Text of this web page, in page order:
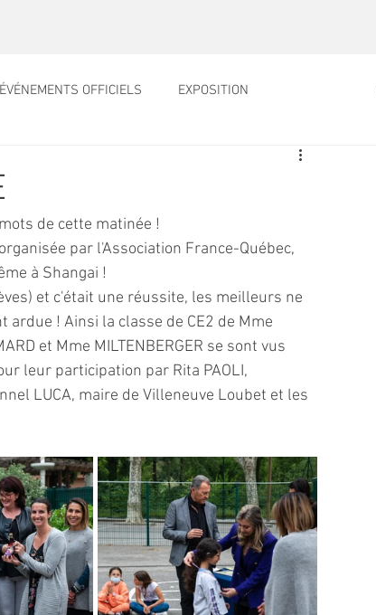
ÉVÉNEMENTS OFFICIELS EXPOSITION
ARCHIVES ET PATRIMOINE
SENIORS Activité culture & musique
DE LOISIRS PREVENTION DE LA DELINQUANCE
de cette matinée !
par l'Association France-Québec,
à Shangai !
et c'était une réussite, les meilleurs ne
! Ainsi la classe de CE2 de Mme
et Mme MILTENBERGER se sont vus
leur participation par Rita PAOLI,
LUCA, maire de Villeneuve Loubet et les